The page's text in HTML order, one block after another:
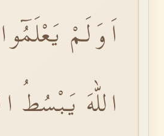
اَوَلَمْ
اللّٰهَ يَبْسُطُ